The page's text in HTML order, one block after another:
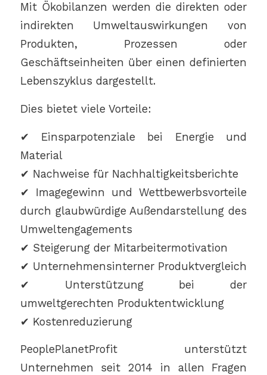
Mit Ökobilanzen werden die direkten oder
indirekten Umweltauswirkungen von
Produkten, Prozessen oder
Geschäftseinheiten über einen definierten
Lebenszyklus dargestellt.
Dies bietet viele Vorteile:
✔ Einsparpotenziale bei Energie und
Material
✔ Nachweise für Nachhaltigkeitsberichte
✔ Imagegewinn und Wettbewerbsvorteile
durch glaubwürdige Außendarstellung des
Umweltengagements
✔ Steigerung der Mitarbeitermotivation
✔ Unternehmensinterner Produktvergleich
✔ Unterstützung bei der
umweltgerechten Produktentwicklung
✔ Kostenreduzierung
PeoplePlanetProfit unterstützt
Unternehmen seit 2014 in allen Fragen